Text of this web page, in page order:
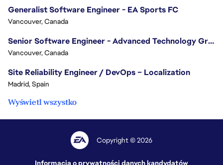
Generalist Software Engineer - EA Sports FC
Vancouver, Canada
Senior Software Engineer - Advanced Technology Group
Vancouver, Canada
Site Reliability Engineer / DevOps – Localization
Madrid, Spain
Wyświetl wszystko
Copyright © 2026
Informacja o prywatności danych kandydatów